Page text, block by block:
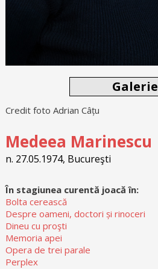
Galerie
Credit foto Adrian Câțu
Medeea Marinescu
n. 27.05.1974, Bucureşti
În stagiunea curentă joacă în:
Bolta cerească
Despre oameni, doctori și rinoceri
Dineu cu proşti
Memoria apei
Opera de trei parale
Perplex